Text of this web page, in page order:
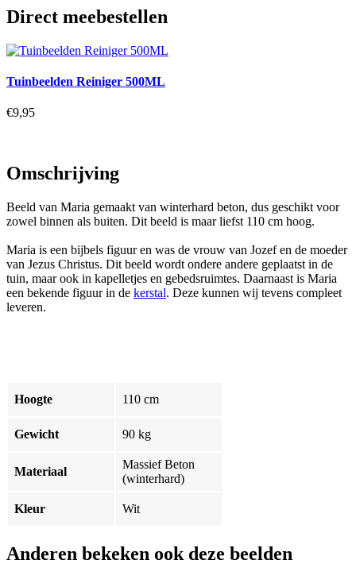
Direct meebestellen
Tuinbeelden Reiniger 500ML
€9,95
Omschrijving
Beeld van Maria gemaakt van winterhard beton, dus geschikt voor
zowel binnen als buiten. Dit beeld is maar liefst 110 cm hoog.
Maria is een bijbels figuur en was de vrouw van Jozef en de moeder
van Jezus Christus. Dit beeld wordt ondere andere geplaatst in de
tuin, maar ook in kapelletjes en gebedsruimtes. Daarnaast is Maria
een bekende figuur in de kerstal. Deze kunnen wij tevens compleet
leveren.
Hoogte 110 cm
Gewicht 90 kg
Materiaal
Massief Beton
(winterhard)
Kleur Wit
Anderen bekeken ook deze beelden